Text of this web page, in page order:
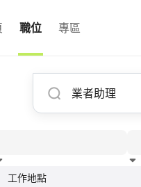
職位 專區
工作地點